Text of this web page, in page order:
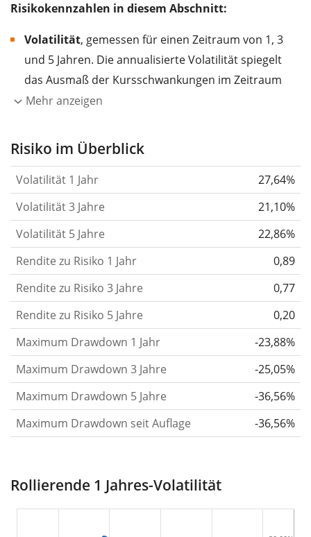
Risikokennzahlen in diesem Abschnitt:
Volatilität, gemessen für einen Zeitraum von 1, 3
und 5 Jahren. Die annualisierte Volatilität spiegelt
das Ausmaß der Kursschwankungen im Zeitraum
eines Jahres wider.
Aktie, des ETF, usw.) in der Vergangenheit
gelten im Allgemeinen als risikoreicher. Wir
berechnen die Volatilität auf Basis der Daten der
letzten 1, 3 und 5 Jahre, damit du sehen kannst, ob
die Kursschwankungen im Laufe der Zeit stärker
oder schwächer wurden. Weitere Informationen
findest du in unserem Artikel:
Risikomaß.
Rendite pro Risikofür Zeiträume von 1, 3 und 5
Jahren. Diese Kennzahl ist definiert als die
annualisierte (d. h. auf einen Einjahreszeitraum
umgerechnete) historische Rendite geteilt durch die
historische annualisierte Volatilität.Rendite pro
Risiko setzt die historische Rendite eines
das Ausmaß der Kursschwankungen, die man in
Kauf nehmen musste, um von der Rendite des
Mehr anzeigen
Risiko im Überblick
Volatilität 1 Jahr
27,64%
Volatilität 3 Jahre
21,10%
Volatilität 5 Jahre
22,86%
Rendite zu Risiko 1 Jahr
0,89
Rendite zu Risiko 3 Jahre
0,77
Rendite zu Risiko 5 Jahre
0,20
Maximum Drawdown 1 Jahr
-23,88%
Maximum Drawdown 3 Jahre
-25,05%
Maximum Drawdown 5 Jahre
-36,56%
Maximum Drawdown seit Auflage
-36,56%
Rollierende 1 Jahres-Volatilität